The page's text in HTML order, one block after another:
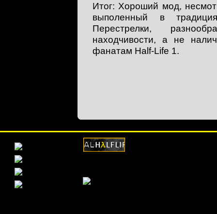
Итог: Хороший мод,
выполенный в
Перестрелки,
находчивости, а не
фанатам Half-Life 1.